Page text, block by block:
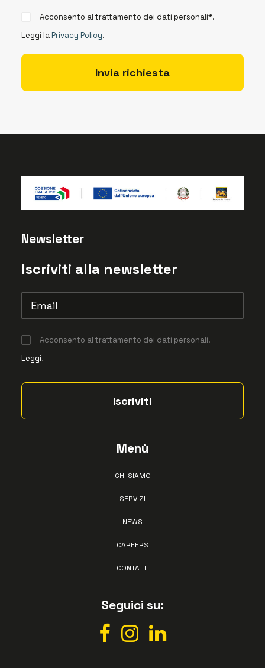
Acconsento al trattamento dei dati personali*.
Leggi laPrivacy Policy.
Menù
CHI SIAMO
SERVIZI
NEWS
CAREERS
CONTATTI
Newsletter
Iscriviti alla newsletter
Acconsento al trattamento dei dati personali.
Leggi.
Seguici su: